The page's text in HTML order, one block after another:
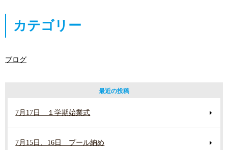
カテゴリー
ブログ
最近の投稿
7月17日 １学期始業式
7月15日、16日 プール納め